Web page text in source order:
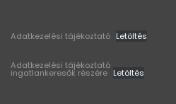
Adatkezelési tájékoztató Letöltés
Adatkezelési tájékoztató
ingatlankeresők részére Letöltés